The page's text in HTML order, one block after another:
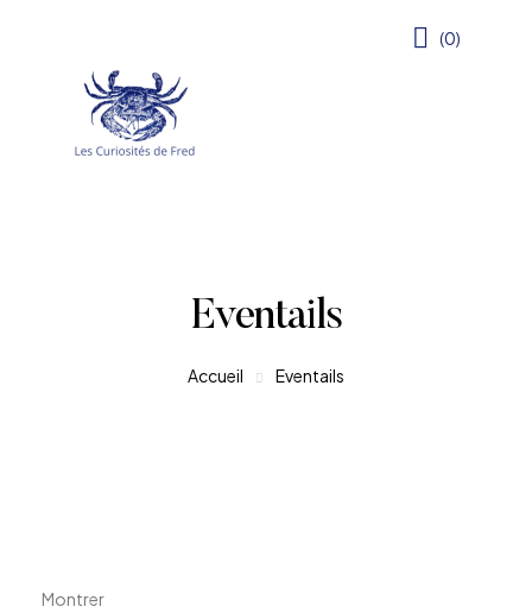
(0)
Eventails
Accueil Eventails
Montrer